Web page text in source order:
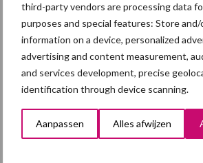
third-party vendors are processing data
purposes and special features: Store and/
information on a device, personalized
advertising and content measurement,
and services development, precise
identification through device scanning.
Aanpassen Alles afwijzen